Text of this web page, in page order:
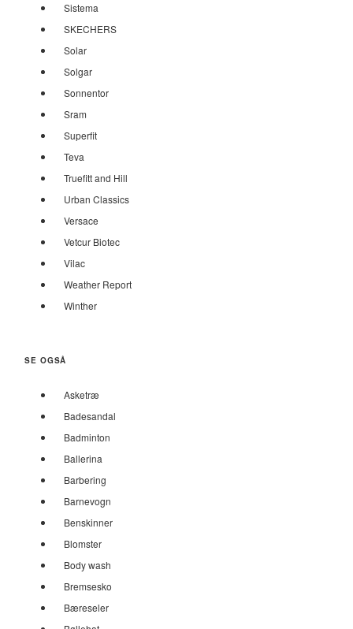
Sistema
SKECHERS
Solar
Solgar
Sonnentor
Sram
Superfit
Teva
Truefitt and Hill
Urban Classics
Versace
Vetcur Biotec
Vilac
Weather Report
Winther
SE OGSÅ
Asketræ
Badesandal
Badminton
Ballerina
Barbering
Barnevogn
Benskinner
Blomster
Body wash
Bremsesko
Bæreseler